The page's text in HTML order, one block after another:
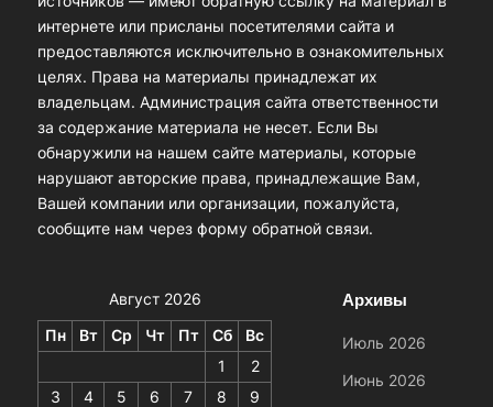
интернете или присланы посетителями сайта и
предоставляются исключительно в ознакомительных
целях. Права на материалы принадлежат их
владельцам. Администрация сайта ответственности
за содержание материала не несет. Если Вы
обнаружили на нашем сайте материалы, которые
нарушают авторские права, принадлежащие Вам,
Вашей компании или организации, пожалуйста,
сообщите нам через форму обратной связи.
Август 2026
Пн Вт Ср Чт Пт Сб
Вс
1
2
3
4 5 6 7 8
9
Архивы
Июль 2026
Июнь 2026